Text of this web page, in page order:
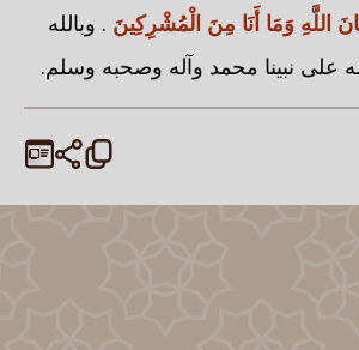
اللَّهِ وَمَا أَنَا مِنَ الْمُشْرِكِينَ . وبالله
على نبينا محمد وآله وصحبه وسلم.